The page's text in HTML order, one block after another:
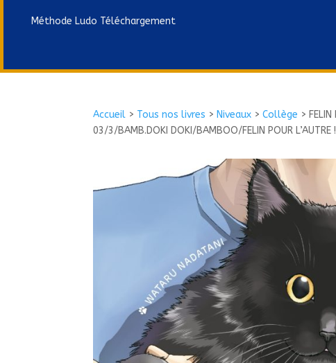
Méthode Ludo Téléchargement
Accueil > Tous nos livres > Niveaux >Collège >
03/3/BAMB.DOKI DOKI/BAMBOO/FELIN POUR L’AUTRE !